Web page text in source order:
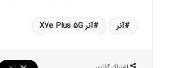
آنر آنر X7e Plus 5G